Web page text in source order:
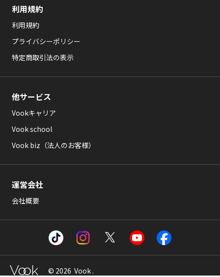
利用規約
利用規約
プライバシーポリシー
特定商取引法の表示
他サービス
Vookキャリア
Vook school
Vook biz（法人のお客様）
運営会社
会社概要
© 2026 Vook .